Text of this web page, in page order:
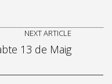
NEXT ARTICLE
13 de Maig